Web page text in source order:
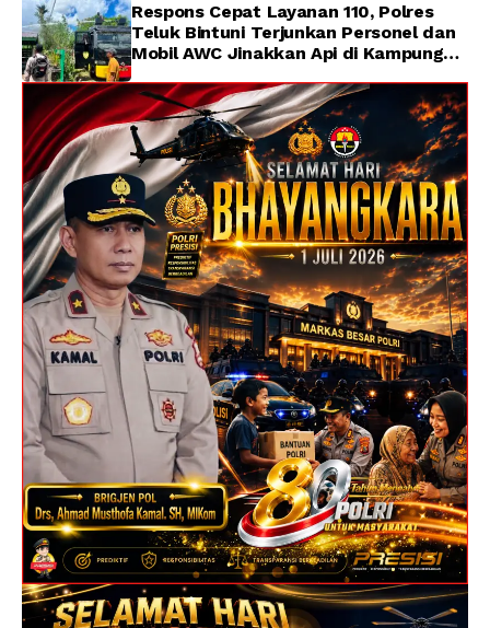
Respons Cepat Layanan 110, Polres
Teluk Bintuni Terjunkan Personel dan
Mobil AWC Jinakkan Api di Kampung